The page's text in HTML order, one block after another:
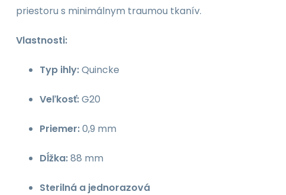
priestoru s minimálnym traumou tkanív.
Vlastnosti:
Typ ihly:Quincke
Veľkosť:G20
Priemer:0,9 mm
Dĺžka:88 mm
Sterilná a jednorazová